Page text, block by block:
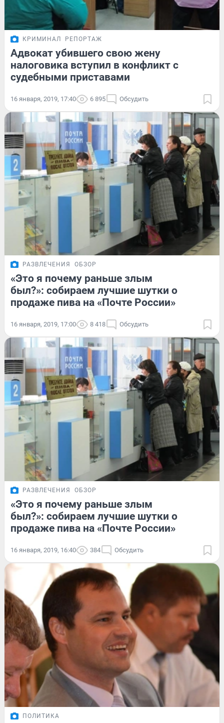
КРИМИНАЛ РЕПОРТАЖ
Адвокат убившего свою жену
налоговика вступил в конфликт с
судебными приставами
16 января, 2019, 17:40 6 895 Обсудить
РАЗВЛЕЧЕНИЯ ОБЗОР
«Это я почему раньше злым
был?»: собираем лучшие шутки о
продаже пива на «Почте России»
16 января, 2019, 17:00 8 418 Обсудить
РАЗВЛЕЧЕНИЯ ОБЗОР
«Это я почему раньше злым
был?»: собираем лучшие шутки о
продаже пива на «Почте России»
16 января, 2019, 16:40 384 Обсудить
ПОЛИТИКА